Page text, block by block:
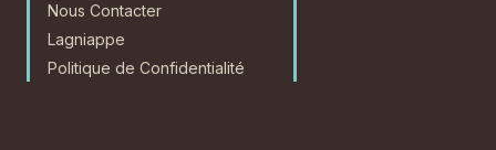
Nous Contacter
Lagniappe
Politique de Confidentialité